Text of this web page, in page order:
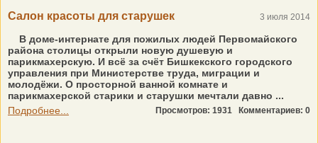
Салон красоты для старушек 3 июля 2014
В доме-интернате для пожилых людей Первомайского
района столицы открыли новую душевую и
парикмахерскую. И всё за счёт Бишкекского городского
управления при Министерстве труда, миграции и
молодёжи. О просторной ванной комнате и
парикмахерской старики и старушки мечтали давно ...
Подробнее...
Просмотров: 1931 Комментариев: 0